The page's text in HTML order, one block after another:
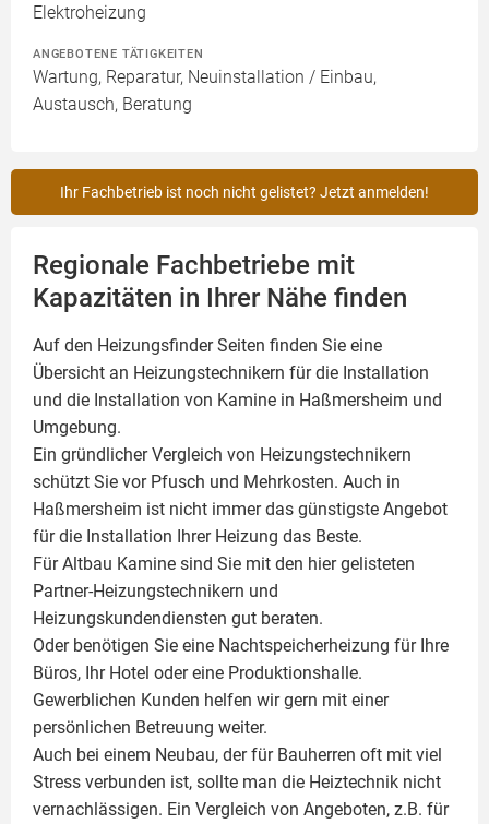
Elektroheizung
ANGEBOTENE TÄTIGKEITEN
Wartung, Reparatur, Neuinstallation / Einbau,
Austausch, Beratung
Ihr Fachbetrieb ist noch nicht gelistet? Jetzt anmelden!
Regionale Fachbetriebe mit
Kapazitäten in Ihrer Nähe finden
Auf den Heizungsfinder Seiten finden Sie eine
Übersicht an Heizungstechnikern für die Installation
und die Installation von Kamine in Haßmersheim und
Umgebung.
Ein gründlicher Vergleich von Heizungstechnikern
schützt Sie vor Pfusch und Mehrkosten. Auch in
Haßmersheim ist nicht immer das günstigste Angebot
für die Installation Ihrer Heizung das Beste.
Für Altbau Kamine sind Sie mit den hier gelisteten
Partner-Heizungstechnikern und
Heizungskundendiensten gut beraten.
Oder benötigen Sie eine Nachtspeicherheizung für Ihre
Büros, Ihr Hotel oder eine Produktionshalle.
Gewerblichen Kunden helfen wir gern mit einer
persönlichen Betreuung weiter.
Auch bei einem Neubau, der für Bauherren oft mit viel
Stress verbunden ist, sollte man die Heiztechnik nicht
vernachlässigen. Ein Vergleich von Angeboten, z.B. für